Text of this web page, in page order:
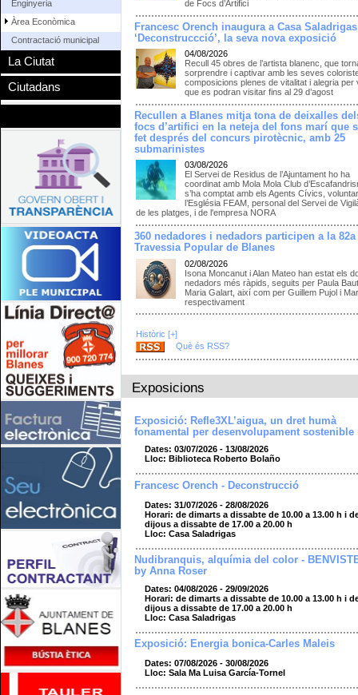
Enginyeria
Àrea Econòmica
Contractació municipal
La Ciutat
Ciutadans
de Focs d’Artifici
Francesc Orench inaugura a Casa Saladrigas
‘Deconstruccció’, la seva nova exposició
04/08/2026
Recull 45 obres de l’artista blanenc, que
sorprendre i captivar amb les seves
composicions plenes de vitalitat i alegria per
que es podran visitar fins al 29 d’agost
Recullen a Blanes mitja tona de deixalles
focs d’artifici en la neteja del fons marí que
fet després del concurs pirotècnic, amb 25
submarinistes
03/08/2026
El Servei de Residus de l’Ajuntament ho ha
coordinat amb Mola Mola Club
s’ha comptat amb els Agents Cívics,
l’Església FEAM, personal del Servei de
de les platges, i de l'empresa NORA
360 nedadores i nedadors participen a la 82a
Travessia Popular de Blanes
02/08/2026
Isona Moncanut i Alan Mateo han estat els
nedadors més ràpids, seguits per Paula
Maria Galart, així com per Guillem Pujol i
respectivament
Històric [+]
Què és RSS?
Exposicions
Exposició: Refle3XL’aigua, un dret humà
fonamental per desenvolupament sostenible
Dates: 03/07/2026 - 13/08/2026
Lloc: Biblioteca Roberto Bolaño
Francesc Orench - Deconstrucció
Dates: 31/07/2026 - 28/08/2026
Horari: de dimarts a dissabte de 10.00 a 13.00 h i
dijous a dissabte de 17.00 a 20.00 h
Lloc: Casa Saladrigas
Nudibranquis, alquímia del color -
by Anna Roser
Dates: 04/08/2026 - 29/09/2026
Horari: de dimarts a dissabte de 10.00 a 13.00 h i
dijous a dissabte de 17.00 a 20.00 h
Lloc: Casa Saladrigas
Exposició: Energia bonica-Carles Maleis
Dates: 07/08/2026 - 30/08/2026
Lloc: Sala Ma Luisa García-Tornel